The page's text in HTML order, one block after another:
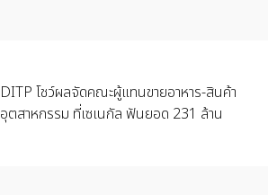
​DITP โชว์ผลจัดคณะผู้แทนขายอาหาร-สินค้า
อุตสาหกรรม ที่เซเนกัล ฟันยอด 231 ล้าน